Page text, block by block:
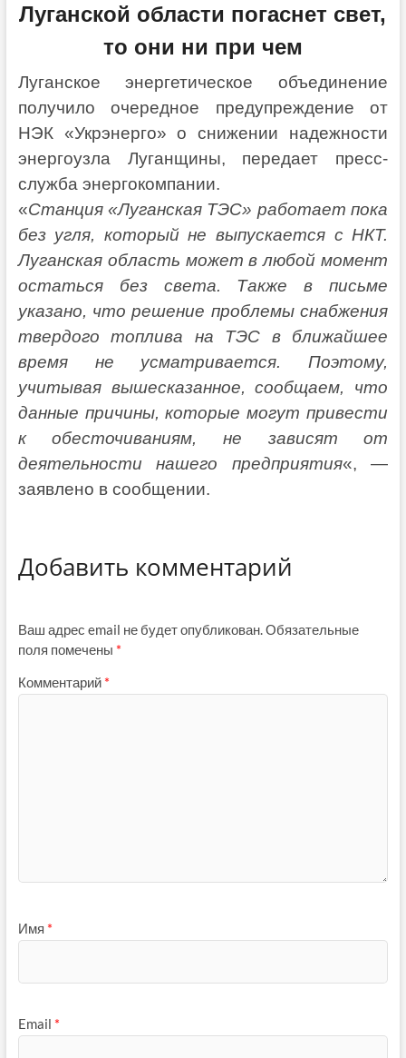
Луганской области погаснет свет,
то они ни при чем
Луганское энергетическое объединение
получило очередное предупреждение от
НЭК «Укрэнерго» о снижении надежности
энергоузла Луганщины, передает пресс-
служба энергокомпании.
«Станция «Луганская ТЭС» работает пока
без угля, который не выпускается с НКТ.
Луганская область может в любой момент
остаться без света. Также в письме
указано, что решение проблемы снабжения
твердого топлива на ТЭС в ближайшее
время не усматривается. Поэтому,
учитывая вышесказанное, сообщаем, что
данные причины, которые могут привести
к обесточиваниям, не зависят от
деятельности нашего предприятия«, —
заявлено в сообщении.
Добавить комментарий
Ваш адрес email не будет опубликован.Обязательные
поля помечены *
Комментарий *
Имя *
Email *